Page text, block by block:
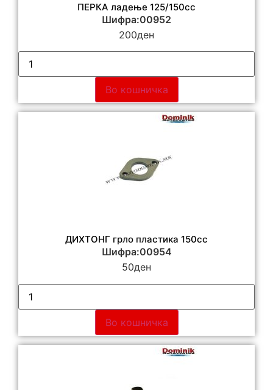
ПЕРКА ладење 125/150cc
Шифра:00952
200ден
Во кошничка
ДИХТОНГ грло пластика 150cc
Шифра:00954
50ден
Во кошничка